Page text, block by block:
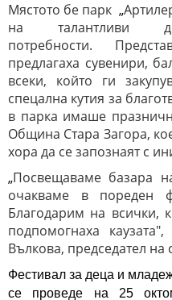
Мястото бе парк „
на талантливи
потребности.
предлагаха сувенири,
всеки, който ги
спецална кутия за
в парка имаше
Община Стара Загора,
хора да се запознаят с
„Посвещаваме базара
очакваме в пореден
Благодарим на всички,
подпомогнаха
Вълкова, председател на
Фестивал за деца и
се проведе на 25